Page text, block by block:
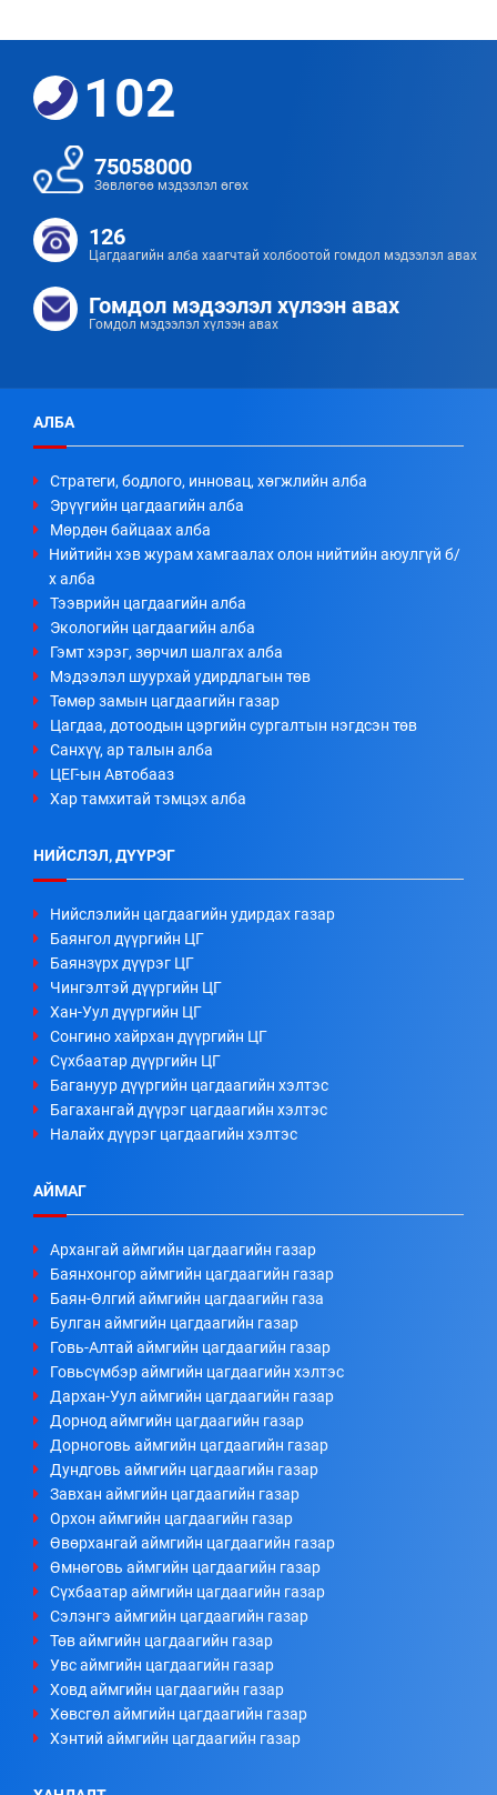
102
75058000
Зөвлөгөө мэдээлэл өгөх
126
Цагдаагийн алба хаагчтай холбоотой гомдол мэдээлэл авах
Гомдол мэдээлэл хүлээн авах
Гомдол мэдээлэл хүлээн авах
АЛБА
Стратеги, бодлого, инновац, хөгжлийн алба
Эрүүгийн цагдаагийн алба
Мөрдөн байцаах алба
Нийтийн хэв журам хамгаалах олон нийтийн аюулгүй б/
х алба
Тээврийн цагдаагийн алба
Экологийн цагдаагийн алба
Гэмт хэрэг, зөрчил шалгах алба
Мэдээлэл шуурхай удирдлагын төв
Төмөр замын цагдаагийн газар
Цагдаа, дотоодын цэргийн сургалтын нэгдсэн төв
Санхүү, ар талын алба
ЦЕГ-ын Автобааз
Хар тамхитай тэмцэх алба
НИЙСЛЭЛ, ДҮҮРЭГ
Нийслэлийн цагдаагийн удирдах газар
Баянгол дүүргийн ЦГ
Баянзүрх дүүрэг ЦГ
Чингэлтэй дүүргийн ЦГ
Хан-Уул дүүргийн ЦГ
Сонгино хайрхан дүүргийн ЦГ
Сүхбаатар дүүргийн ЦГ
Багануур дүүргийн цагдаагийн хэлтэс
Багахангай дүүрэг цагдаагийн хэлтэс
Налайх дүүрэг цагдаагийн хэлтэс
АЙМАГ
Архангай аймгийн цагдаагийн газар
Баянхонгор аймгийн цагдаагийн газар
Баян-Өлгий аймгийн цагдаагийн газа
Булган аймгийн цагдаагийн газар
Говь-Алтай аймгийн цагдаагийн газар
Говьсүмбэр аймгийн цагдаагийн хэлтэс
Дархан-Уул аймгийн цагдаагийн газар
Дорнод аймгийн цагдаагийн газар
Дорноговь аймгийн цагдаагийн газар
Дундговь аймгийн цагдаагийн газар
Завхан аймгийн цагдаагийн газар
Орхон аймгийн цагдаагийн газар
Өвөрхангай аймгийн цагдаагийн газар
Өмнөговь аймгийн цагдаагийн газар
Сүхбаатар аймгийн цагдаагийн газар
Сэлэнгэ аймгийн цагдаагийн газар
Төв аймгийн цагдаагийн газар
Увс аймгийн цагдаагийн газар
Ховд аймгийн цагдаагийн газар
Хөвсгөл аймгийн цагдаагийн газар
Хэнтий аймгийн цагдаагийн газар